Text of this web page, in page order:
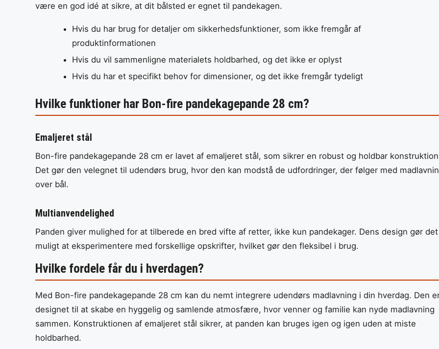
være en god idé at sikre, at dit bålsted er egnet til pandekagen.
Hvis du har brug for detaljer om sikkerhedsfunktioner, som ikke fremgår af
produktinformationen
Hvis du vil sammenligne materialets holdbarhed, og det ikke er oplyst
Hvis du har et specifikt behov for dimensioner, og det ikke fremgår tydeligt
Hvilke funktioner har Bon-fire pandekagepande 28 cm?
Emaljeret stål
Bon-fire pandekagepande 28 cm er lavet af emaljeret stål, som sikrer en robust og holdbar
Det gør den velegnet til udendørs brug, hvor den kan modstå de udfordringer, der følger med
over bål.
Multianvendelighed
Panden giver mulighed for at tilberede en bred vifte af retter, ikke kun pandekager. Dens design gør det
muligt at eksperimentere med forskellige opskrifter, hvilket gør den fleksibel i brug.
Hvilke fordele får du i hverdagen?
Med Bon-fire pandekagepande 28 cm kan du nemt integrere udendørs madlavning i din hverdag. Den
designet til at skabe en hyggelig og samlende atmosfære, hvor venner og familie kan nyde madlavning
sammen. Konstruktionen af emaljeret stål sikrer, at panden kan bruges igen og igen uden at miste
holdbarhed.